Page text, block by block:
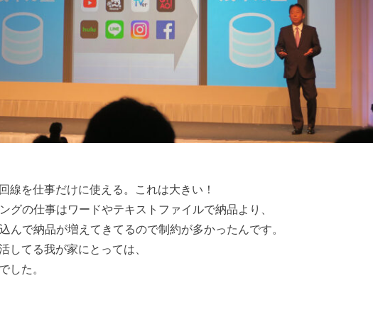
線を仕事だけに使える。これは大きい！
グの仕事はワードやテキストファイルで納品より、
んで納品が増えてきてるので制約が多かったんです。
してる我が家にとっては、
した。